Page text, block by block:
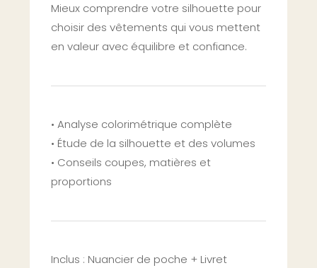
Mieux comprendre votre silhouette pour
choisir des vêtements qui vous mettent
en valeur avec équilibre et confiance.
• Analyse colorimétrique complète
• Étude de la silhouette et des volumes
• Conseils coupes, matières et
proportions
Inclus : Nuancier de poche + Livret